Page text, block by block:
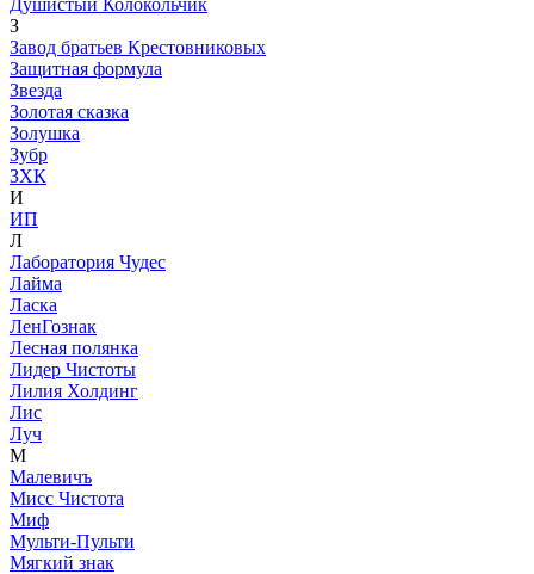
Душистый Колокольчик
З
Завод братьев Крестовниковых
Защитная формула
Звезда
Золотая сказка
Золушка
Зубр
ЗХК
И
ИП
Л
Лаборатория Чудес
Лайма
Ласка
ЛенГознак
Лесная полянка
Лидер Чистоты
Лилия Холдинг
Лис
Луч
М
Малевичъ
Мисс Чистота
Миф
Мульти-Пульти
Мягкий знак